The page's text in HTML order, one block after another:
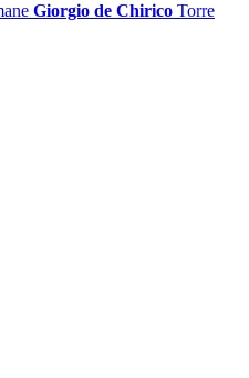
Giorgio de Chirico Torre